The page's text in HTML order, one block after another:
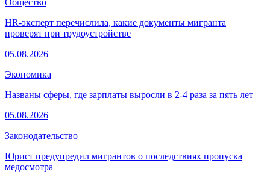
HR-эксперт перечислила, какие документы мигранта
проверят при трудоустройстве
05.08.2026
Экономика
Названы сферы, где зарплаты выросли в 2-4 раза за пять лет
05.08.2026
Законодательство
Юрист предупредил мигрантов о последствиях пропуска
медосмотра